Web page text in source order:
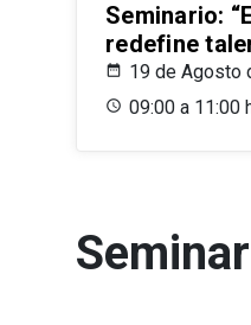
Seminario:
redefine
19 de Agosto
09:00 a 11:00